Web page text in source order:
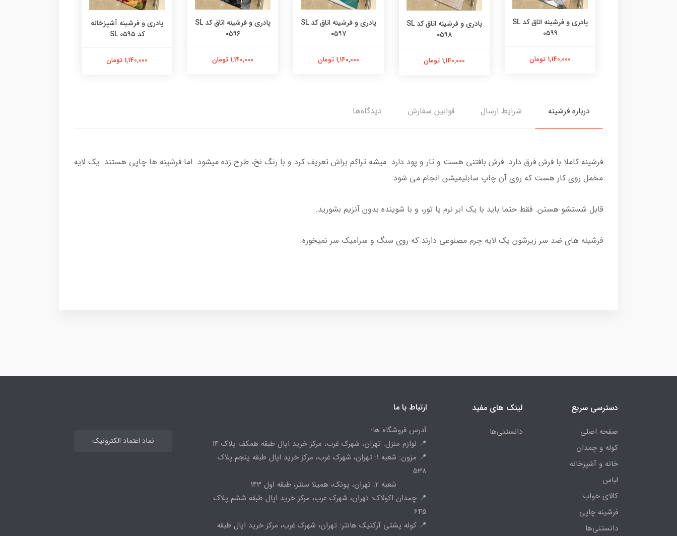
پادری و فرشینه اتاق کد SL
۰۵۹۹
1,140,000 تومان
پادری و فرشینه اتاق کد SL
۰۵۹۸
1,140,000 تومان
پادری و فرشینه اتاق کد SL
۰۵۹۷
1,140,000 تومان
پادری و فرشینه اتاق کد SL
۰۵۹۶
1,140,000 تومان
پادری و فرشینه آشپزخانه
کد SL ۰۵۹۵
1,140,000 تومان
درباره فرشینه شرایط ارسال قوانین سفارش دیدگاه‌ها
فرشینه کاملا با فرش فرق دارد. فرش بافتنی هست و تار و پود دارد. میشه تراکم براش تعریف کرد و با رنگ نخ، طرح زده میشود. اما فرشینه ها چاپی هستند. یک لایه
مخمل روی کار هست که روی آن چاپ سابلیمیشن انجام می شود.
قابل شستشو هستن. فقط حتما باید با یک ابر نرم یا تور، و با شوینده بدون آنزیم بشورید.
فرشینه های ضد سر زیرشون یک لایه چرم مصنوعی دارند که روی سنگ و سرامیک سر نمیخوره.
دسترسی سریع
صفحه اصلی
کوله و چمدان
خانه و آشپزخانه
لباس
کالای خواب
فرشینه چاپی
دانستنی‌ها
لینک های مفید
دانستنی‌ها
ارتباط با ما
آدرس فروشگاه ها:
📍 لوازم منزل: تهران، شهرک غرب، مرکز خرید اپال طبقه همکف پلاک 14
📍 مزون: شعبه 1: تهران، شهرک غرب، مرکز خرید اپال طبقه پنجم پلاک
538
شعبه 2: تهران، پونک، همیلا سنتر، طبقه اول 143
📍 چمدان اکولاک: تهران، شهرک غرب، مرکز خرید اپال طبقه ششم پلاک
645
📍 کوله پشتی آرکتیک هانتر: تهران، شهرک غرب، مرکز خرید اپال طبقه
نماد اعتماد الکترونیک